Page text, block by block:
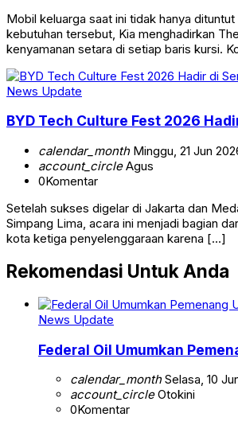
Mobil keluarga saat ini tidak hanya
kebutuhan tersebut, Kia menghadirkan
kenyamanan setara di setiap baris kursi.
News Update
BYD Tech Culture Fest 2026
calendar_monthMinggu, 21 Jun
account_circleAgus
0Komentar
Setelah sukses digelar di Jakarta dan
Simpang Lima, acara ini menjadi bagian
kota ketiga penyelenggaraan karena […]
Rekomendasi Untuk Anda
News Update
Federal Oil Umumkan
calendar_monthSelasa, 10
account_circleOtokini
0Komentar